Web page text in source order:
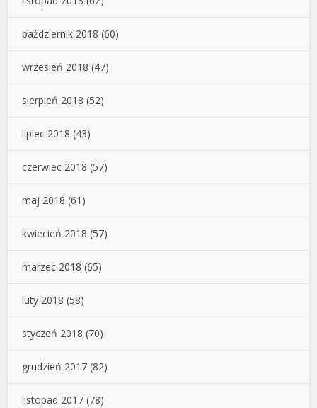
październik 2018 (60)
wrzesień 2018 (47)
sierpień 2018 (52)
lipiec 2018 (43)
czerwiec 2018 (57)
maj 2018 (61)
kwiecień 2018 (57)
marzec 2018 (65)
luty 2018 (58)
styczeń 2018 (70)
grudzień 2017 (82)
listopad 2017 (78)